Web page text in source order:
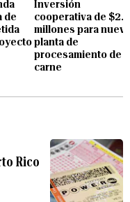
de
Inversión
cooperativa de $2.8
millones para nueva
planta de
procesamiento de
carne
Rico